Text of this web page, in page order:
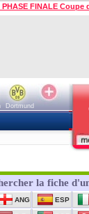
PHASE FINALE Coupe
Dortmund